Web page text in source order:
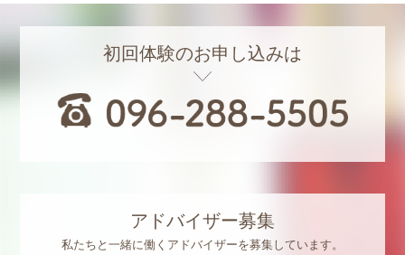
初回体験のお申し込みは
アドバイザー募集
私たちと一緒に働くアドバイザーを募集しています。